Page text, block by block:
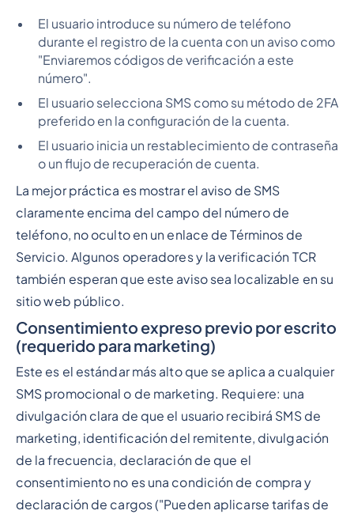
El usuario introduce su número de teléfono
durante el registro de la cuenta con un aviso como
"Enviaremos códigos de verificación a este
número".
El usuario selecciona SMS como su método de 2FA
preferido en la configuración de la cuenta.
El usuario inicia un restablecimiento de contraseña
o un flujo de recuperación de cuenta.
La mejor práctica es mostrar el aviso de SMS
claramente encima del campo del número de
teléfono, no oculto en un enlace de Términos de
Servicio. Algunos operadores y la verificación TCR
también esperan que este aviso sea localizable en su
sitio web público.
Consentimiento expreso previo por escrito
(requerido para marketing)
Este es el estándar más alto que se aplica a cualquier
SMS promocional o de marketing. Requiere: una
divulgación clara de que el usuario recibirá SMS de
marketing, identificación del remitente, divulgación
de la frecuencia, declaración de que el
consentimiento no es una condición de compra y
declaración de cargos ("Pueden aplicarse tarifas de